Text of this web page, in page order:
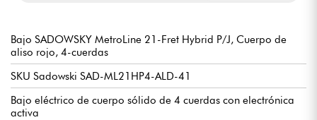
Bajo SADOWSKY MetroLine 21-Fret Hybrid P/J, Cuerpo de
aliso rojo, 4-cuerdas
SKU Sadowski SAD-ML21HP4-ALD-41
Bajo eléctrico de cuerpo sólido de 4 cuerdas con electrónica
activa